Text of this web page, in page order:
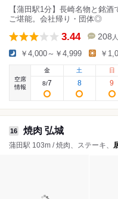
【蒲田駅1分】長崎名物と銘
ご堪能。会社帰り・団体◎
3.44 208 人
￥4,000～￥4,999 ￥
空席
情報
金
8/7
土
8
日
9
16 焼肉 弘城
蒲田駅 103m / 焼肉、ステーキ、